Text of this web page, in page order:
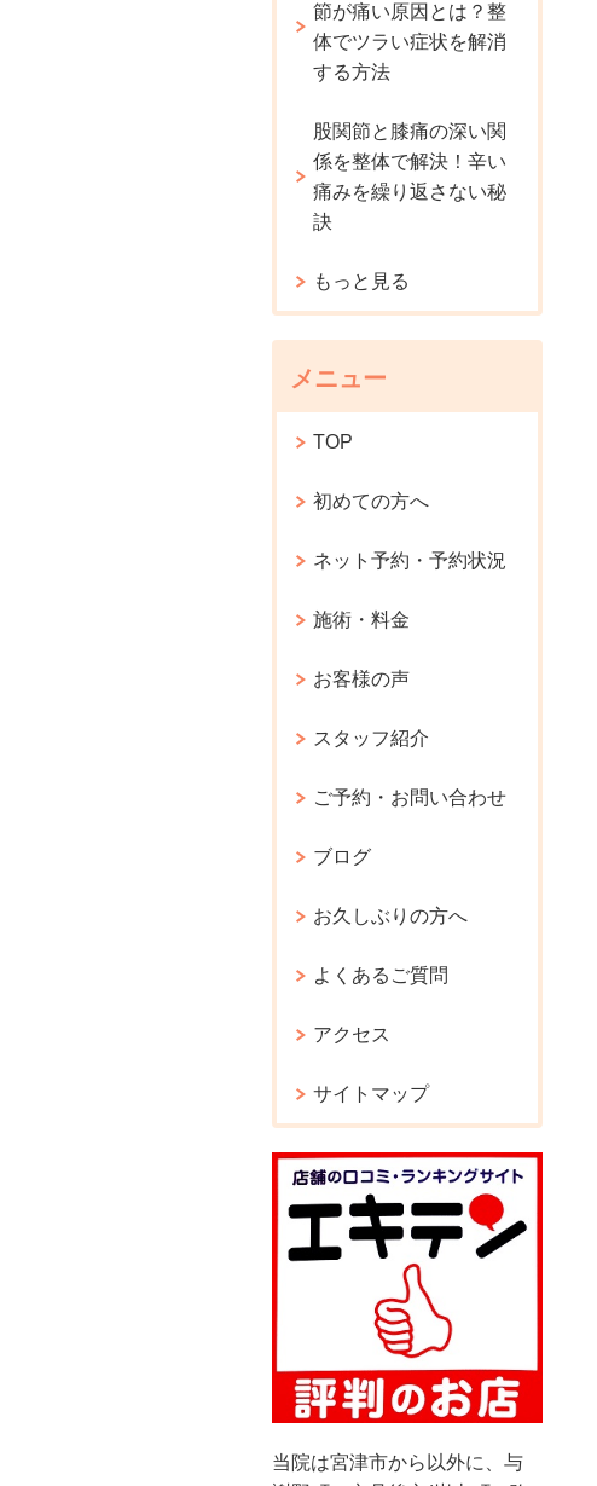
節が痛い原因とは？整
体でツラい症状を解消
する方法
股関節と膝痛の深い関
係を整体で解決！辛い
痛みを繰り返さない秘
訣
もっと見る
メニュー
TOP
初めての方へ
ネット予約・予約状況
施術・料金
お客様の声
スタッフ紹介
ご予約・お問い合わせ
ブログ
お久しぶりの方へ
よくあるご質問
アクセス
サイトマップ
当院は宮津市から以外に、与